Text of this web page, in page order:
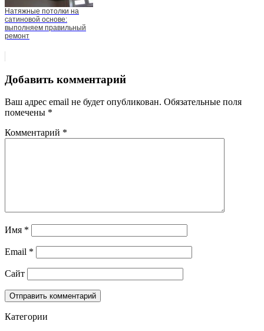
Натяжные потолки на
сатиновой основе:
выполняем правильный
ремонт
Добавить комментарий
Ваш адрес email не будет опубликован. Обязательные поля
помечены *
Комментарий *
Имя *
Email *
Сайт
Категории